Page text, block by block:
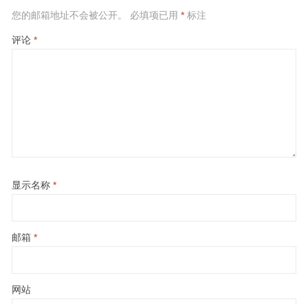
您的邮箱地址不会被公开。 必填项已用 *标注
评论 *
显示名称 *
邮箱 *
网站